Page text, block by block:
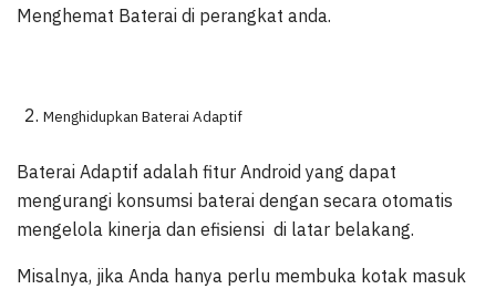
Menghemat Baterai di perangkat anda.
Menghidupkan Baterai Adaptif
Baterai Adaptif adalah fitur Android yang dapat
mengurangi konsumsi baterai dengan secara otomatis
mengelola kinerja dan efisiensi di latar belakang.
Misalnya, jika Anda hanya perlu membuka kotak masuk